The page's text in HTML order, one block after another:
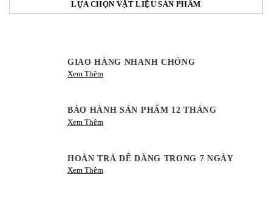
LỰA CHỌN VẬT LIỆU SẢN PHẨM
GIAO HÀNG NHANH CHÓNG
Xem Thêm
BẢO HÀNH SẢN PHẨM 12 THÁNG
Xem Thêm
HOÀN TRẢ DỄ DÀNG TRONG 7 NGÀY
Xem Thêm